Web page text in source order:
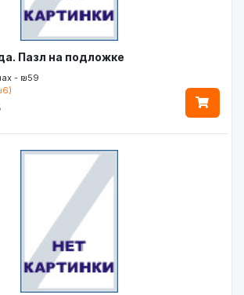
Пазл на подложке
- ₪59